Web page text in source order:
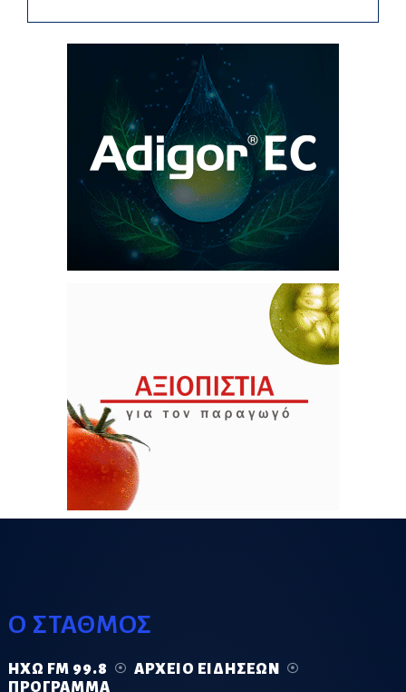
Ο ΣΤΑΘΜΟΣ
ΗΧΏ FM 99.8
ΑΡΧΕΊΟ ΕΙΔΉΣΕΩΝ
ΠΡΌΓΡΑΜΜΑ